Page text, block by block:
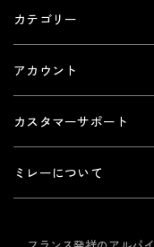
カテゴリー
アカウント
カスタマーサポート
ミレーについて